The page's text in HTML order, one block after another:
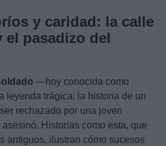
y caridad: la calle
el pasadizo del
—hoy conocida como
leyenda trágica: la historia de un
rechazado por una joven
asesinó. Historias como esta, que
antiguos, ilustran cómo sucesos